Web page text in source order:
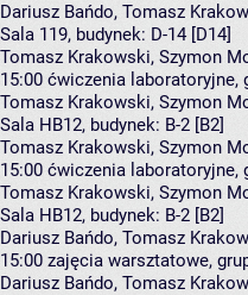
Dariusz Bańdo, Tomasz
Sala 119, budynek: D-14 [D14]
Tomasz Krakowski, Szymon
15:00 ćwiczenia laboratoryjne,
Tomasz Krakowski, Szymon
Sala HB12, budynek: B-2 [B2]
Tomasz Krakowski, Szymon
15:00 ćwiczenia laboratoryjne,
Tomasz Krakowski, Szymon
Sala HB12, budynek: B-2 [B2]
Dariusz Bańdo, Tomasz
15:00 zajęcia warsztatowe,
Dariusz Bańdo, Tomasz